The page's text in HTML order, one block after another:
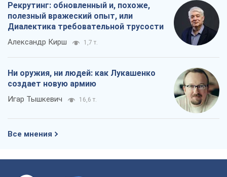
Рекрутинг: обновленный и, похоже,
полезный вражеский опыт, или
Диалектика требовательной трусости
Александр Кирш 1,7 т.
Ни оружия, ни людей: как Лукашенко
создает новую армию
Игар Тышкевич 16,6 т.
Все мнения